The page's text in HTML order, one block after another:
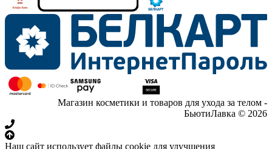
Магазин косметики и товаров для ухода за телом -
БьютиЛавка © 2026
Наш сайт использует файлы cookie для улучшения